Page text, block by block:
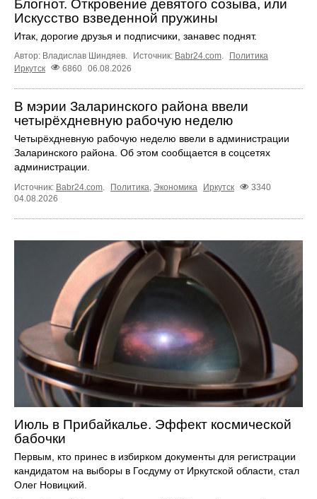
Блогнот. Откровение девятого созыва, или
Искусство взведенной пружины
Итак, дорогие друзья и подписчики, занавес поднят.
Автор: Владислав Шиндяев. Источник: Babr24.com.
Политика
Иркутск
6860 06.08.2026
В мэрии Заларинского района ввели
четырёхдневную рабочую неделю
Четырёхдневную рабочую неделю ввели в администрации
Заларинского района. Об этом сообщается в соцсетях
администрации.
Источник: Babr24.com Политика Экономика Иркутск
3340
04.08.2026
Июль в Прибайкалье. Эффект космической
бабочки
Первым, кто принес в избирком документы для регистрации
кандидатом на выборы в Госдуму от Иркутской области, стал
Олег Новицкий.